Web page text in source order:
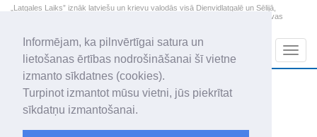
Informējam, ka pilnvērtīgai satura un
lietošanas ērtības nodrošināšanai šī vietne
izmanto sīkdatnes (cookies).
Turpinot izmantot mūsu vietni, jūs piekrītat
sīkdatņu izmantošanai.
„Latgales Laiks” iznāk latviešu un krievu valodās visā Dienvidlatgalē un Sēlijā,
„Latgales Laiks” latviešu valodā aptver Daugavpils valstspilsētu, Augšdaugavas
2026. gada 10. augusts
Pirmdiena
Audris, Brencis, Inuta
+11.8